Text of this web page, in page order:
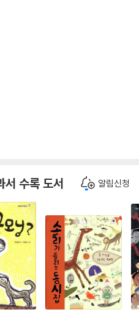
서 수록 도서 알림신청